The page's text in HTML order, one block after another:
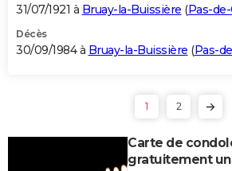
31/07/1921 à Bruay-la-Buissière (Pas-de-
Décès
30/09/1984 à Bruay-la-Buissière (Pas-
1 2
Carte de
gratuitement